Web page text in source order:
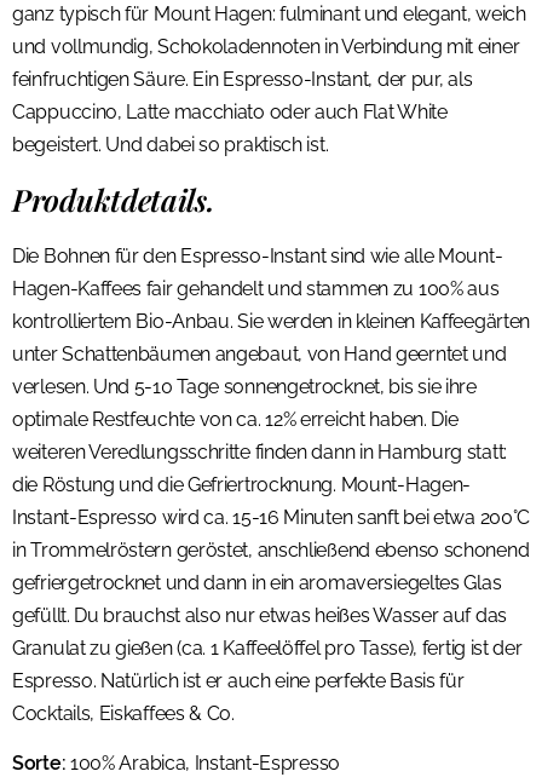
ganz typisch für Mount Hagen: fulminant und elegant, weich
und vollmundig, Schokoladennoten in Verbindung mit einer
feinfruchtigen Säure. Ein Espresso-Instant, der pur, als
Cappuccino, Latte macchiato oder auch Flat White
begeistert. Und dabei so praktisch ist.
Produktdetails.
Die Bohnen für den Espresso-Instant sind wie alle Mount-
Hagen-Kaffees fair gehandelt und stammen zu 100% aus
kontrolliertem Bio-Anbau. Sie werden in kleinen Kaffeegärten
unter Schattenbäumen angebaut, von Hand geerntet und
verlesen. Und 5-10 Tage sonnengetrocknet, bis sie ihre
optimale Restfeuchte von ca. 12% erreicht haben. Die
weiteren Veredlungsschritte finden dann in Hamburg statt:
die Röstung und die Gefriertrocknung. Mount-Hagen-
Instant-Espresso wird ca. 15-16 Minuten sanft bei etwa 200°C
in Trommelröstern geröstet, anschließend ebenso schonend
gefriergetrocknet und dann in ein aromaversiegeltes Glas
gefüllt. Du brauchst also nur etwas heißes Wasser auf das
Granulat zu gießen (ca. 1 Kaffeelöffel pro Tasse), fertig ist der
Espresso. Natürlich ist er auch eine perfekte Basis für
Cocktails, Eiskaffees & Co.
Sorte: 100% Arabica, Instant-Espresso